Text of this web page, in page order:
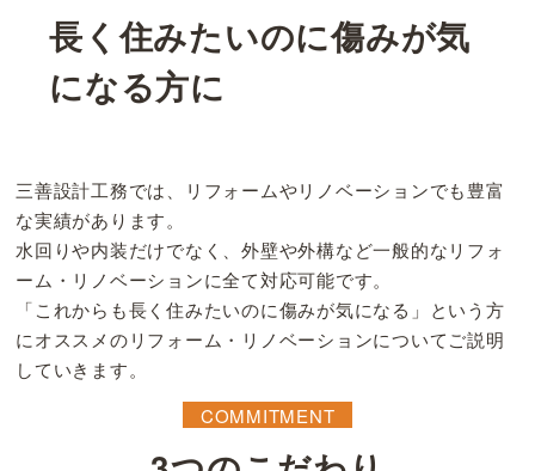
長く住みたいのに傷みが気
になる方に
三善設計工務では、リフォームやリノベーションでも豊富
な実績があります。
水回りや内装だけでなく、外壁や外構など一般的なリフォ
ーム・リノベーションに全て対応可能です。
「これからも長く住みたいのに傷みが気になる」という方
にオススメのリフォーム・リノベーションについてご説明
していきます。
COMMITMENT